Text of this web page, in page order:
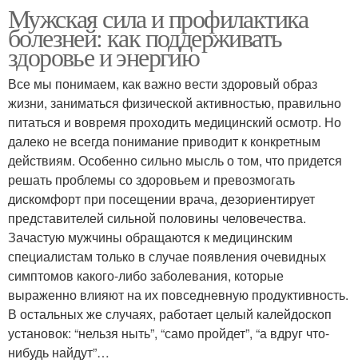
Мужская сила и профилактика
болезней: как поддерживать
здоровье и энергию
Все мы понимаем, как важно вести здоровый образ
жизни, заниматься физической активностью, правильно
питаться и вовремя проходить медицинский осмотр. Но
далеко не всегда понимание приводит к конкретным
действиям. Особенно сильно мысль о том, что придется
решать проблемы со здоровьем и превозмогать
дискомфорт при посещении врача, дезориентирует
представителей сильной половины человечества.
Зачастую мужчины обращаются к медицинским
специалистам только в случае появления очевидных
симптомов какого-либо заболевания, которые
выраженно влияют на их повседневную продуктивность.
В остальных же случаях, работает целый калейдоскоп
установок: “нельзя ныть”, “само пройдет”, “а вдруг что-
нибудь найдут”…